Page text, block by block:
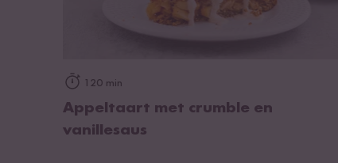
120 min
Appeltaart met crumble en
vanillesaus